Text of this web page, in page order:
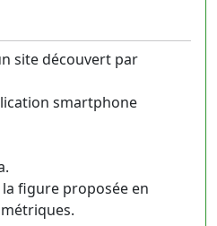
site découvert par
smartphone
figure proposée en